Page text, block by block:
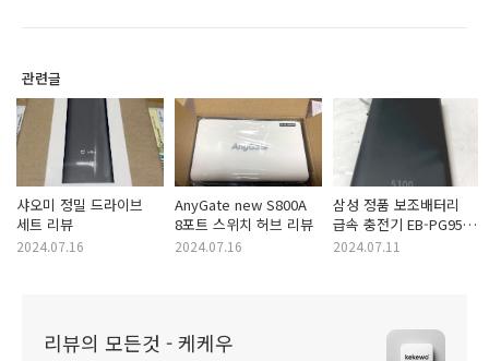
관련글
샤오미 정밀 드라이브
세트 리뷰
2024.07.16
AnyGate new S800A
8포트 스위치 허브 리뷰
2024.07.16
삼성 정품 보조배터리
급속 충전기 EB-PG950
리뷰
2024.07.11
리뷰의 모든것 - 케케우